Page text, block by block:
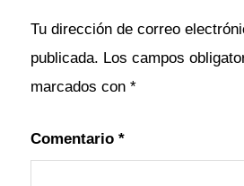
FALTANTE
FORMAS
Tu dirección de correo
publicada. Los campos
marcados con *
Comentario *